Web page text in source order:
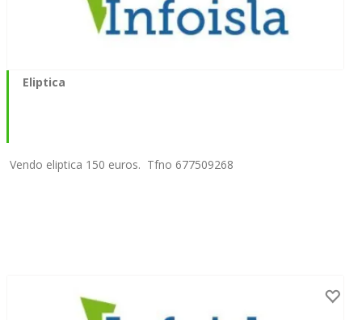
Eliptica
Vendo eliptica 150 euros. Tfno 677509268